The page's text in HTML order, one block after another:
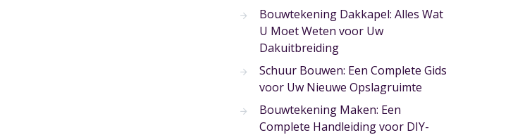
Bouwtekening Dakkapel: Alles Wat
U Moet Weten voor Uw
Dakuitbreiding
Schuur Bouwen: Een Complete Gids
voor Uw Nieuwe Opslagruimte
Bouwtekening Maken: Een
Complete Handleiding voor DIY-